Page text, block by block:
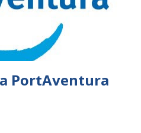
PortAventura